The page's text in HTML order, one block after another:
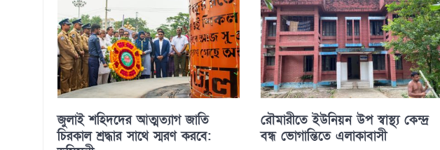
জুলাই শহিদদের আত্মত্যাগ জাতি
চিরকাল শ্রদ্ধার সাথে স্মরণ করবে:
রৌমারীতে ইউনিয়ন উপ স্বাস্থ্য কেন্দ্র
বন্ধ ভোগান্তিতে এলাকাবাসী